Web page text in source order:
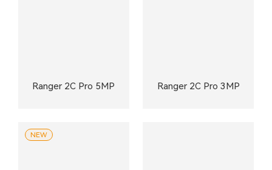
Ranger 2C Pro 5MP Ranger 2C Pro 3MP
NEW